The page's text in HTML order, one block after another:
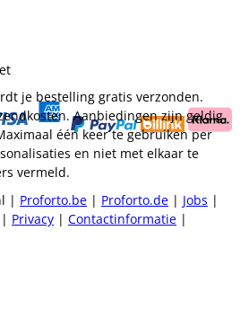
je bestelling gratis verzonden.
Aanbiedingen zijn geldig
één keer te gebruiken per
en niet met elkaar te
vermeld.
| Proforto.be | Proforto.de | Jobs |
| Privacy | Contactinformatie |